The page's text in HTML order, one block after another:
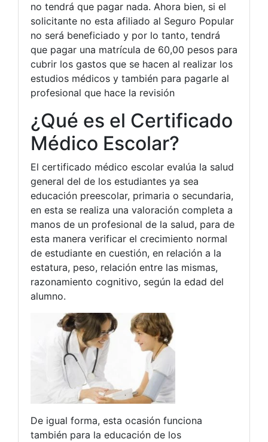
no tendrá que pagar nada. Ahora bien, si el
solicitante no esta afiliado al Seguro Popular
no será beneficiado y por lo tanto, tendrá
que pagar una matrícula de 60,00 pesos para
cubrir los gastos que se hacen al realizar los
estudios médicos y también para pagarle al
profesional que hace la revisión
¿Qué es el Certificado
Médico Escolar?
El certificado médico escolar evalúa la salud
general del de los estudiantes ya sea
educación preescolar, primaria o secundaria,
en esta se realiza una valoración completa a
manos de un profesional de la salud, para de
esta manera verificar el crecimiento normal
de estudiante en cuestión, en relación a la
estatura, peso, relación entre las mismas,
razonamiento cognitivo, según la edad del
alumno.
De igual forma, esta ocasión funciona
también para la educación de los